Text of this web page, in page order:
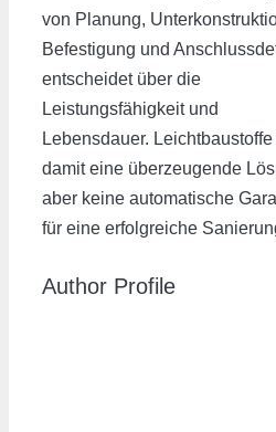
von Planung,
Befestigung und
entscheidet über die
Leistungsfähigkeit und
Lebensdauer. Leichtbaustoffe
damit eine überzeugende
aber keine automatische
für eine erfolgreiche
Author Profile